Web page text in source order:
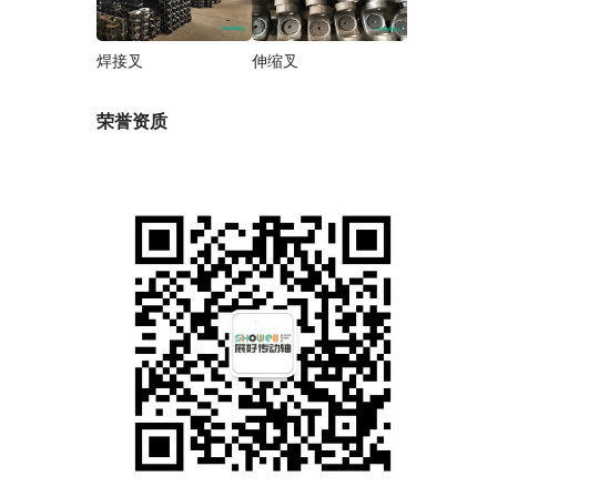
焊接叉 伸缩叉
荣誉资质